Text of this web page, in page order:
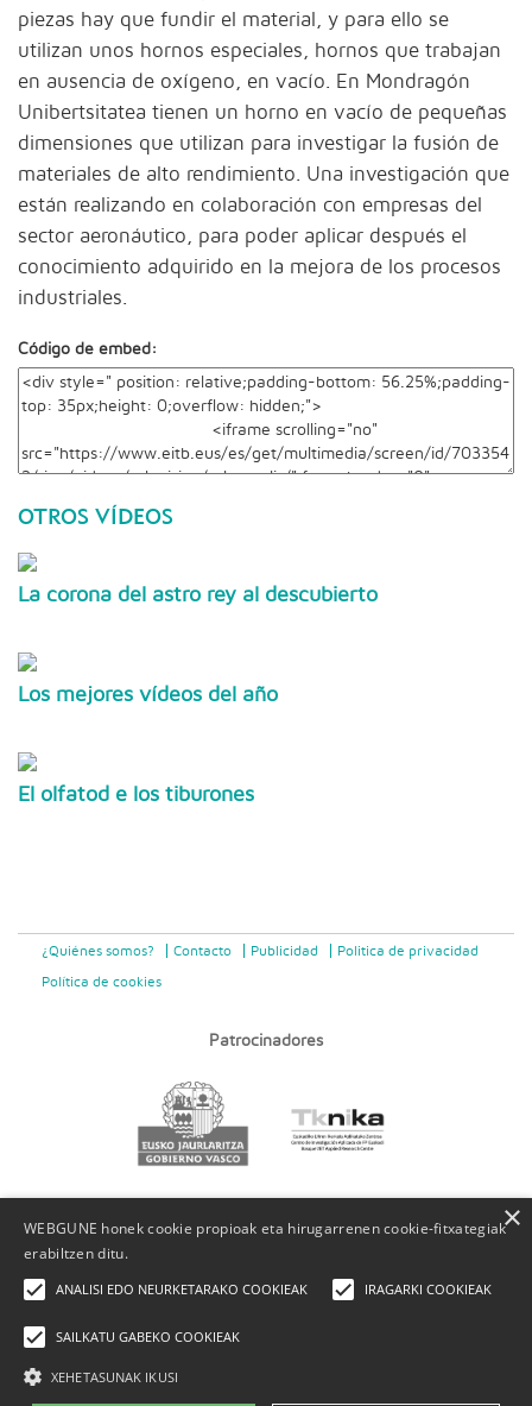
piezas hay que fundir el material, y para ello se
utilizan unos hornos especiales, hornos que trabajan
en ausencia de oxígeno, en vacío. En Mondragón
Unibertsitatea tienen un horno en vacío de pequeñas
dimensiones que utilizan para investigar la fusión de
materiales de alto rendimiento. Una investigación que
están realizando en colaboración con empresas del
sector aeronáutico, para poder aplicar después el
conocimiento adquirido en la mejora de los procesos
industriales.
Código de embed:
OTROS VÍDEOS
La corona del astro rey al descubierto
Los mejores vídeos del año
El olfatod e los tiburones
¿Quiénes somos? Contacto Publicidad Politica de privacidad
Política de cookies
Patrocinadores
WEBGUNE honek cookie propioak eta hirugarrenen cookie-fitxategiak
erabiltzen ditu.
ANALISI EDO NEURKETARAKO COOKIEAK IRAGARKI COOKIEAK
SAILKATU GABEKO COOKIEAK
XEHETASUNAK IKUSI
×